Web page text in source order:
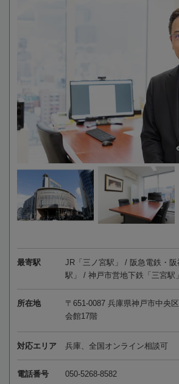
最寄駅
JR「三ノ宮駅」 / 阪急電鉄・
駅」 / 神戸市営地下鉄「三宮駅
所在地
〒651-0087 兵庫県神戸市中央
会館17階
対応エリア 兵庫、全国オンライン相談可
電話番号 050-5268-8582